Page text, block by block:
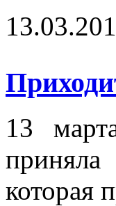
13
которая